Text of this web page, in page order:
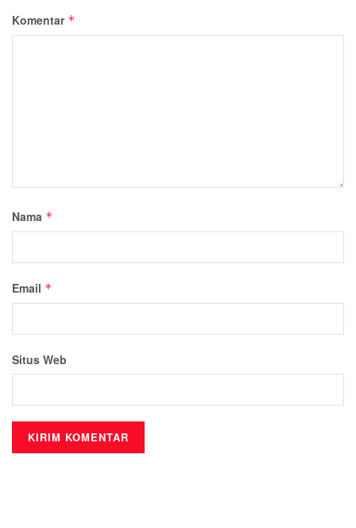
Komentar *
Nama *
Email *
Situs Web